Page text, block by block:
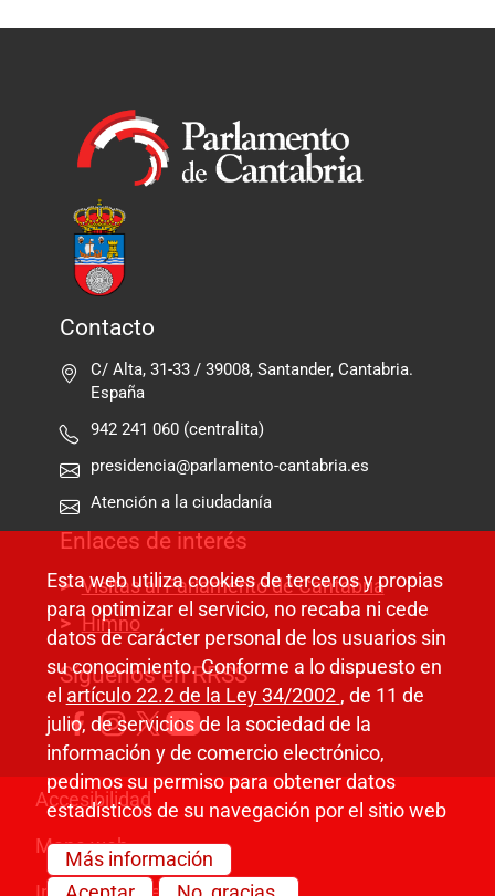
Contacto
C/ Alta, 31-33 / 39008, Santander, Cantabria.
España
942 241 060 (centralita)
presidencia@parlamento-cantabria.es
Atención a la ciudadanía
Enlaces de interés
Visitas al Parlamento de Cantabria
Himno
Síguenos en RRSS
Pie de página
Accesibilidad
Mapa web
Esta web utiliza cookies de terceros y propias
para optimizar el servicio, no recaba ni cede
datos de carácter personal de los usuarios sin
su conocimiento. Conforme a lo dispuesto en
el artículo 22.2 de la Ley 34/2002 , de 11 de
julio, de servicios de la sociedad de la
información y de comercio electrónico,
pedimos su permiso para obtener datos
estadísticos de su navegación por el sitio web
Más información